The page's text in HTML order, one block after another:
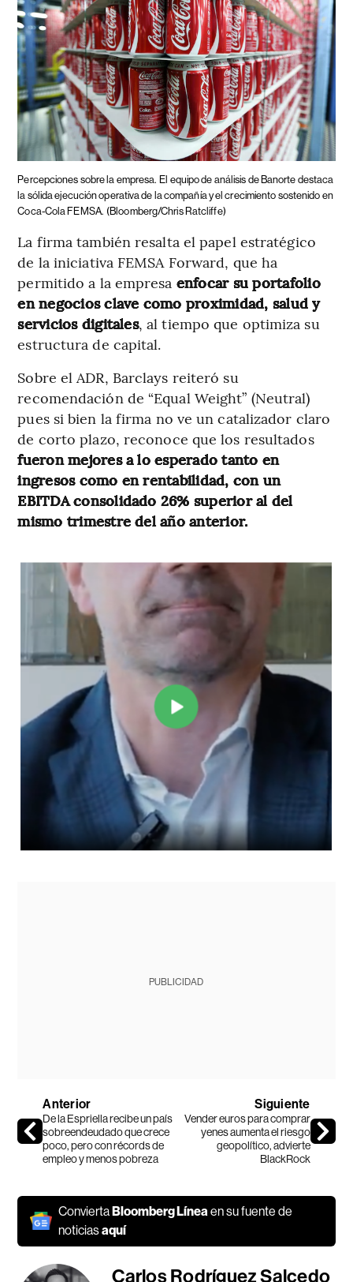
Percepciones sobre la empresa. El equipo de análisis de Banorte destaca
la sólida ejecución operativa de la compañía y el crecimiento sostenido en
Coca-Cola FEMSA. (Bloomberg/Chris Ratcliffe)
La firma también resalta el papel estratégico
de la iniciativa FEMSA Forward, que ha
permitido a la empresa enfocar su portafolio
en negocios clave como proximidad, salud y
servicios digitales, al tiempo que optimiza su
estructura de capital.
Sobre el ADR, Barclays reiteró su
recomendación de “Equal Weight” (Neutral)
pues si bien la firma no ve un catalizador claro
de corto plazo, reconoce que los resultados
fueron mejores a lo esperado tanto en
ingresos como en rentabilidad, con un
EBITDA consolidado 26% superior al del
mismo trimestre del año anterior.
PUBLICIDAD
Anterior
De la Espriella recibe un país
sobreendeudado que crece
poco, pero con récords de
empleo y menos pobreza
Siguiente
Vender euros para comprar
yenes aumenta el riesgo
geopolítico, advierte
BlackRock
ConviertaBloomberg Línea en su fuente de
noticiasaquí
Carlos Rodríguez Salcedo